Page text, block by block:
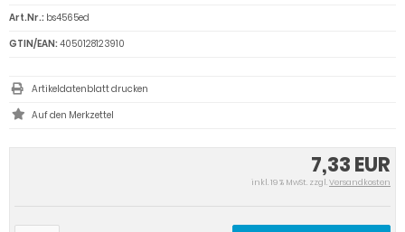
7,33 EUR
inkl. 19 % MwSt. zzgl.Versandkosten
Art.Nr.: bs4565ed
GTIN/EAN: 4050128123910
Artikeldatenblatt drucken